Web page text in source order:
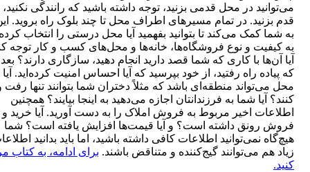
می‏‌توانید در محل قدمی بزنید، توجه داشته باشید که رانندگی
قدم بزنید. در تمام مسیرها‏ی اطراف محل تا چند بلوک راه بروید.
به شما کمک می‏‌کند تا بتوانید بفهمید آیا محل درستی را انتخاب
به کیفیت و نوع فروشگاه‌‏ها، خانه‏‌ها و محل‏‌های کسب و ‏کار توجه
آیا آن‌ها با کاری که شما قصد دارید انجام دهید، سازگاری دارند؟
که پیاده راه رفتید، از خود بپرسید که آیا احساس امنیت کرده‌اید. آیا
محل می‌‏تواند منطقه‌‏ای باشد که مثلاً دختران شما بتوانند تنها رفت
کنند؟ آیا شما به فرزندانتان اجازه می‏‌دهید به این‏جا بیایند؟ همچنین
اطلاعات اخیر مربوط به فروش املاک را به دست آورید. آیا خرید و
فروش رونق داشته است؟ و آیا قیمت‌ها افزایش یافته است؟ شما
هیچ‌گاه نمی‌‏توانید اطلاعات کافی داشته باشید، اما باید بدانید
زیاد هم می‏‌توانند گیج‌کننده و متناقض باشند. برای ادامه، به کتاب
کنید.